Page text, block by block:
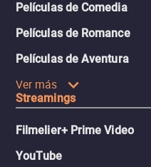
Películas de Comedia
Películas de Romance
Películas de Aventura
Ver más
Streamings
Filmelier+ Prime Video
YouTube